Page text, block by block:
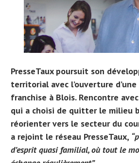
PresseTaux poursuit son
territorial avec l’ouverture
franchise à Blois. Rencontre
qui a choisi de quitter le milieu
réorienter vers le secteur du
a rejoint le réseau PresseTaux,
d’esprit quasi familial, où tout le